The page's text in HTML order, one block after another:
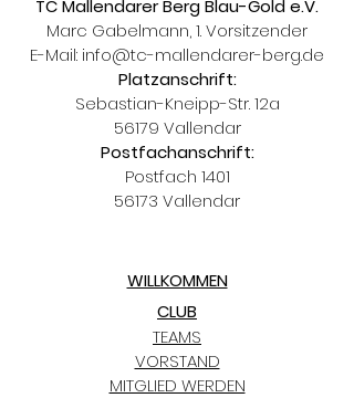
TC Mallendarer Berg Blau-Gold e.V.
Marc Gabelmann, 1. Vorsitzender
E-Mail: info@tc-mallendarer-berg.de
Platzanschrift:
Sebastian-Kneipp-Str. 12a
56179 Vallendar
Postfachanschrift:
Postfach 1401
56173 Vallendar
WILLKOMMEN
TEAMS
VORSTAND
CLUB
MITGLIED WERDEN